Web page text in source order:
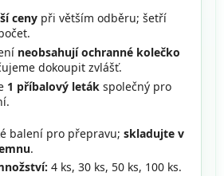
ceny při větším odběru; šetří
neobsahují ochranné kolečko
dokoupit zvlášť.
1 příbalový leták společný pro
balení pro přepravu;skladujte v
.
4 ks, 30 ks, 50 ks, 100 ks.